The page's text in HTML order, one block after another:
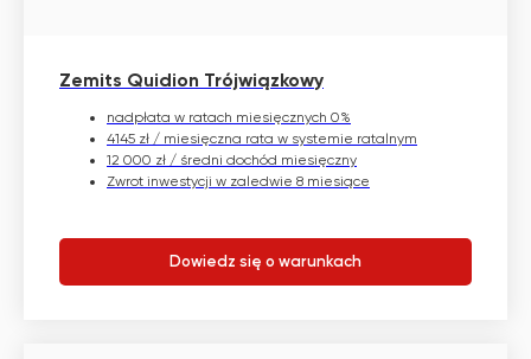
Zemits Quidion Trójwiązkowy
nadpłata w ratach miesięcznych 0%
4145 zł / miesięczna rata w systemie ratalnym
12 000 zł / średni dochód miesięczny
Zwrot inwestycji w zaledwie 8 miesiące
Dowiedz się o warunkach